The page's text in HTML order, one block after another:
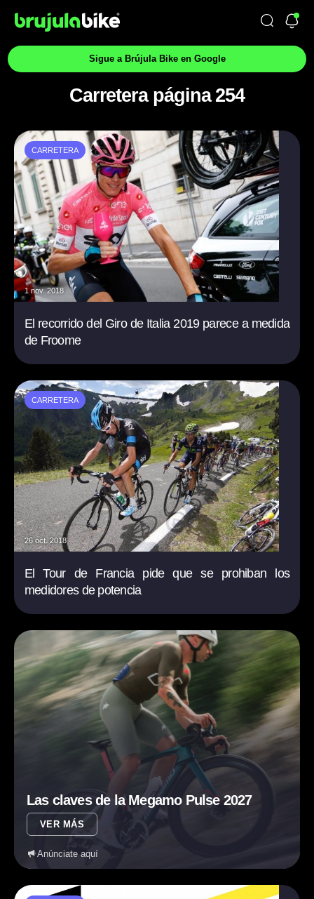
Sigue a Brújula Bike en Google
Carretera página 254
CARRETERA
1 nov. 2018
El recorrido del Giro de Italia 2019 parece a medida
de Froome
CARRETERA
26 oct. 2018
El Tour de Francia pide que se prohiban los
medidores de potencia
Las claves de la Megamo Pulse 2027
VER MÁS
Anúnciate aquí